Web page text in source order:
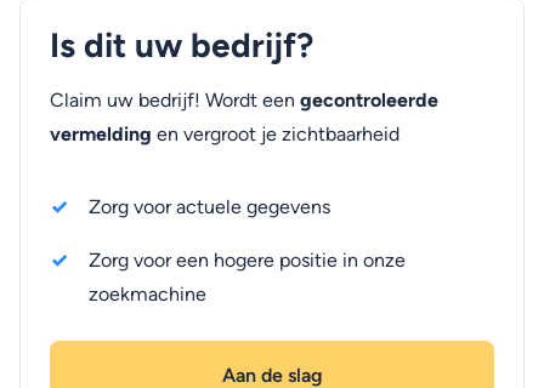
Is dit uw bedrijf?
Claim uw bedrijf! Wordt een gecontroleerde
vermelding en vergroot je zichtbaarheid
Zorg voor actuele gegevens
Zorg voor een hogere positie in onze
zoekmachine
Aan de slag